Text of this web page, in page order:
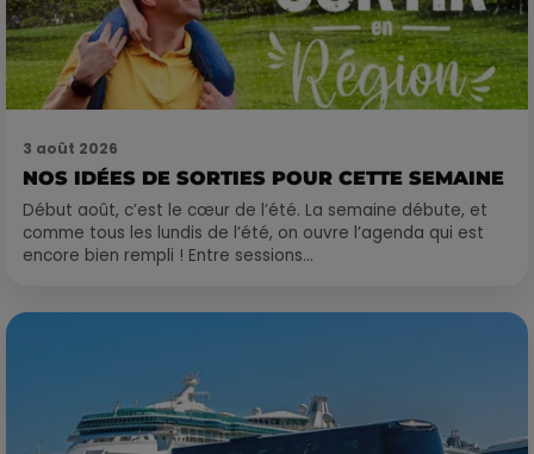
3 août 2026
NOS IDÉES DE SORTIES POUR CETTE SEMAINE
Début août, c’est le cœur de l’été. La semaine débute, et
comme tous les lundis de l’été, on ouvre l’agenda qui est
encore bien rempli ! Entre sessions...